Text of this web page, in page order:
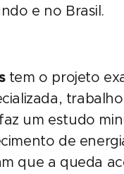
e no Brasil.
tem o projeto
um estudo
de
que a queda